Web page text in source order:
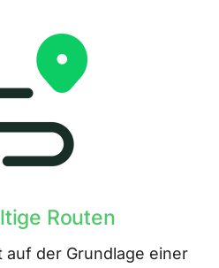
Routen
auf der Grundlage einer